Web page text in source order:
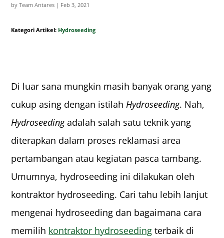
byTeam Antares | Feb 3, 2021
Kategori Artikel: Hydroseeding
Di luar sana mungkin masih banyak orang yang
cukup asing dengan istilahHydroseeding. Nah,
Hydroseedingadalah salah satu teknik yang
diterapkan dalam proses reklamasi area
pertambangan atau kegiatan pasca tambang.
Umumnya, hydroseeding ini dilakukan oleh
kontraktor hydroseeding. Cari tahu lebih lanjut
mengenai hydroseeding dan bagaimana cara
memilih kontraktor hydroseeding terbaik di